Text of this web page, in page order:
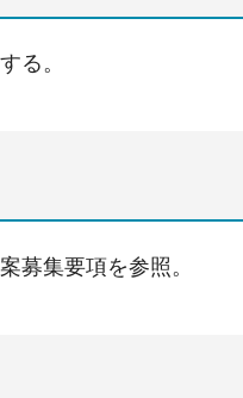
る。
募集要項を参照。